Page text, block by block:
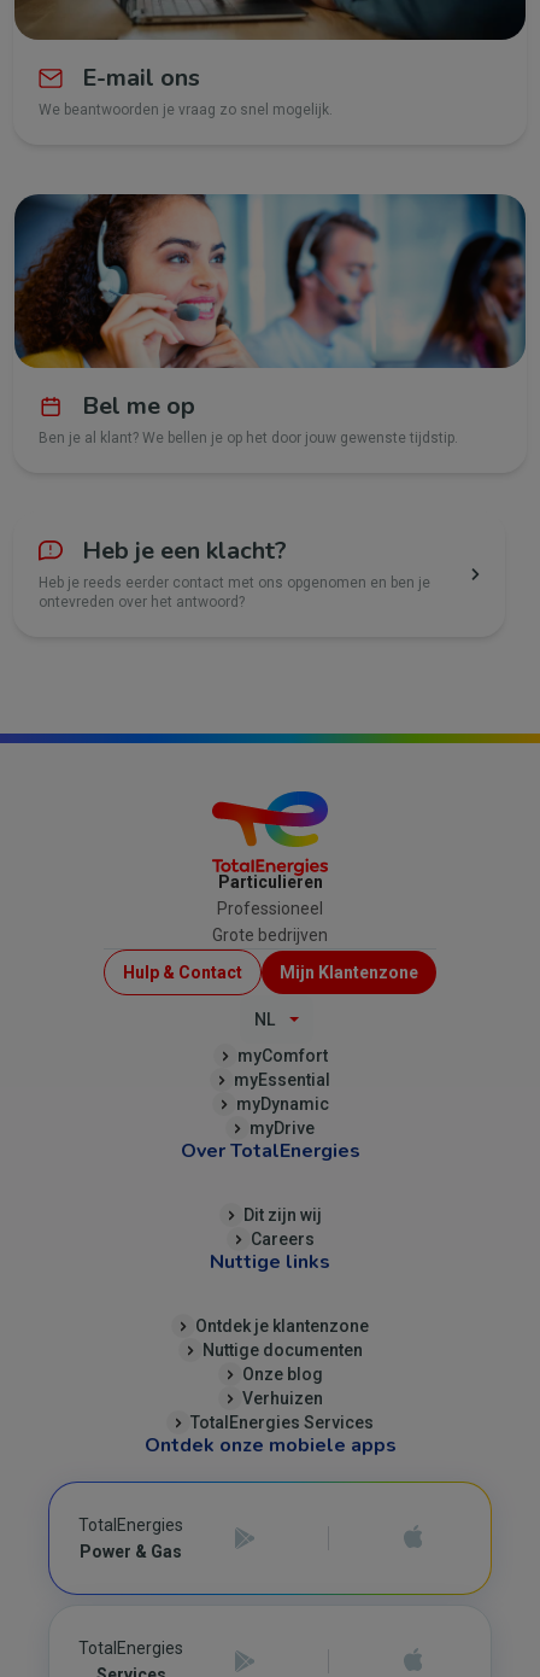
E-mail ons
We beantwoorden je vraag zo snel mogelijk.
Bel me op
Ben je al klant? We bellen je op het door jouw gewenste tijdstip.
Heb je een klacht?
Heb je reeds eerder contact met ons opgenomen en ben je
ontevreden over het antwoord?
Particulieren
Professioneel
Grote bedrijven
Menu
Top
Hulp & Contact Mijn Klantenzone
NL
myComfort
myEssential
myDynamic
myDrive
Over TotalEnergies
Dit zijn wij
Careers
Nuttige links
Ontdek je klantenzone
Nuttige documenten
Onze blog
Verhuizen
TotalEnergies Services
Ontdek onze mobiele apps
TotalEnergies
Power & Gas
TotalEnergies